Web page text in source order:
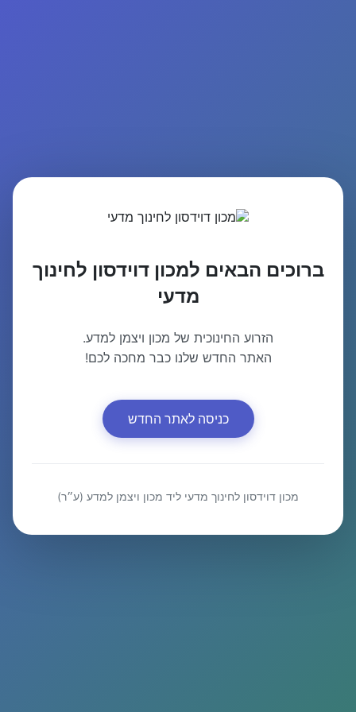
ברוכים הבאים למכון דוידסון לחינוך
מדעי
הזרוע החינוכית של מכון ויצמן למדע.
האתר החדש שלנו כבר מחכה לכם!
כניסה לאתר החדש
מכון דוידסון לחינוך מדעי ליד מכון ויצמן למדע (ע״ר)